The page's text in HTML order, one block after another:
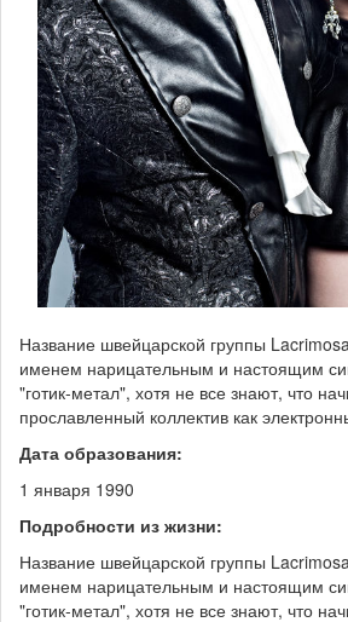
Название швейцарской группы
именем нарицательным и настоящим
"готик-метал", хотя не все знают, что
прославленный коллектив как
Дата образования:
1 января 1990
Подробности из жизни:
Название швейцарской группы
именем нарицательным и настоящим
"готик-метал", хотя не все знают, что